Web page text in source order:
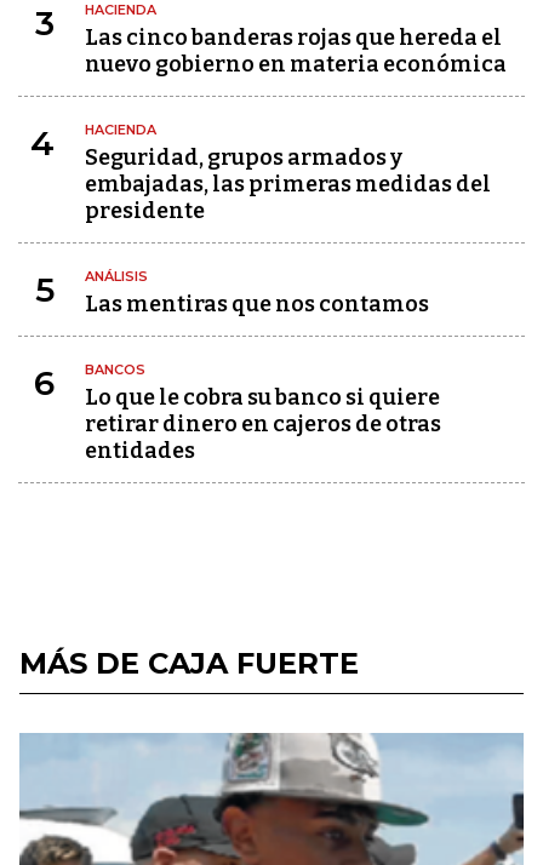
3 HACIENDA
Las cinco banderas rojas que hereda el
nuevo gobierno en materia económica
4 HACIENDA
Seguridad, grupos armados y
embajadas, las primeras medidas del
presidente
5 ANÁLISIS
Las mentiras que nos contamos
6 BANCOS
Lo que le cobra su banco si quiere
retirar dinero en cajeros de otras
entidades
MÁS DE CAJA FUERTE